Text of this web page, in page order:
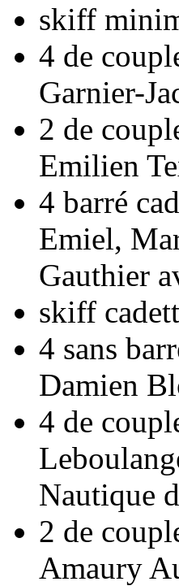
skiff
4 de
Garnier-
2 de
Emilien
4 barré
Emiel,
Gauthier
skiff
4 sans
Damien
4 de
Nautique
2 de
Amaury